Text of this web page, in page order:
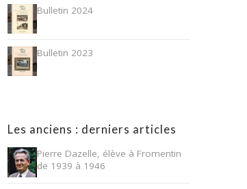
Bulletin 2024
Bulletin 2023
Les anciens : derniers articles
Pierre Dazelle, élève à Fromentin
de 1939 à 1946